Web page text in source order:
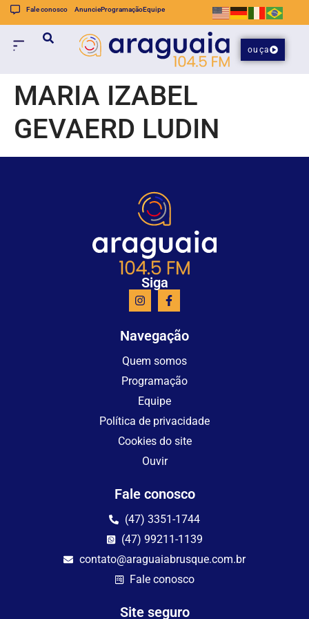
Fale conosco AnuncieProgramaçãoEquipe
ouça
MARIA IZABEL
GEVAERD LUDIN
Siga
Navegação
Quem somos
Programação
Equipe
Política de privacidade
Cookies do site
Ouvir
Fale conosco
(47) 3351-1744
(47) 99211-1139
contato@araguaiabrusque.com.br
Fale conosco
Site seguro